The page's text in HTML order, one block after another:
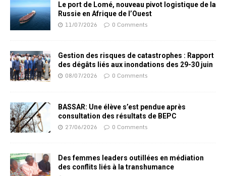
Le port de Lomé, nouveau pivot logistique de la
Russie en Afrique de l’Ouest
11/07/2026 0 Comments
Gestion des risques de catastrophes : Rapport
des dégâts liés aux inondations des 29-30 juin
08/07/2026 0 Comments
BASSAR: Une élève s’est pendue après
consultation des résultats de BEPC
27/06/2026 0 Comments
Des femmes leaders outillées en médiation
des conflits liés à la transhumance